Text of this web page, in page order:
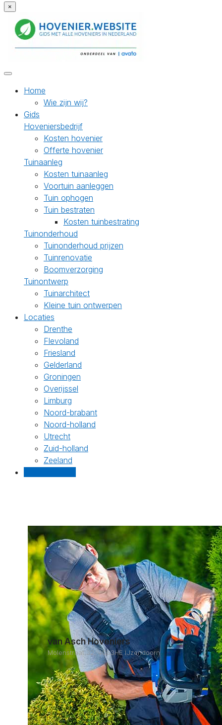
×
Home
Wie zijn wij?
Gids
Hoveniersbedrijf
Kosten hovenier
Offerte hovenier
Tuinaanleg
Kosten tuinaanleg
Voortuin aanleggen
Tuin ophogen
Tuin bestraten
Kosten tuinbestrating
Tuinonderhoud
Tuinonderhoud prijzen
Tuinrenovatie
Boomverzorging
Tuinontwerp
Tuinarchitect
Kleine tuin ontwerpen
Locaties
Drenthe
Flevoland
Friesland
Gelderland
Groningen
Overijssel
Limburg
Noord-brabant
Noord-holland
Utrecht
Zuid-holland
Zeeland
van Asch Hoveniers
Molenstraat 32, 4053HE IJzendoorn